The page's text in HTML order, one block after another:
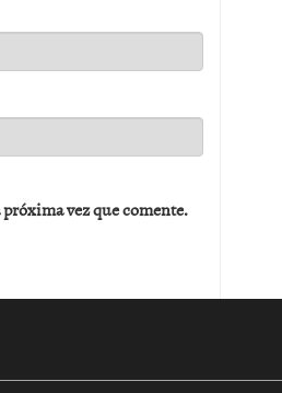
vez que comente.